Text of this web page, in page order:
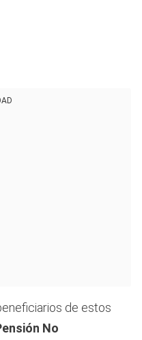
de estos
No